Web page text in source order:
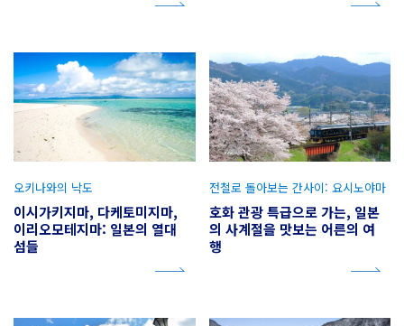
이시가키지마, 다케토미지마,
이리오모테지마: 일본의 열대
섬들
오키나와의 낙도
호화 관광 특급으로 가는, 일본
의 사계절을 맛보는 어른의 여
행
전철로 돌아보는 간사이: 요시노야마